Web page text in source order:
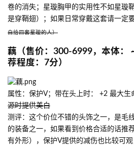
卷的消失；星璇胸甲的实用性不如星璇
是穿鞘翅）；如果日常穿戴这套请一定
白给四套星璇的人）
藕（售价：300-6999，本体：
荐程度：7分）
属性：保护V；带在头上时： +2 最大生
源时提供美白
测评：这个价位不错的头饰之一，是毛
的装备之一，如果看到价格合适的话推
有外形），保护V提供的减伤也比较可观